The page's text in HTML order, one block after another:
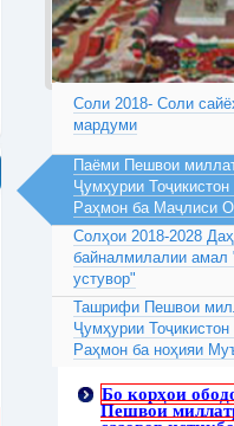
Соли 2018- Соли
мардуми
Паёми Пешвои
Ҷумҳурии
Раҳмон ба Маҷлиси
Солҳои 2018-2028
байналмилалии
устувор"
Ташрифи Пешвои
Ҷумҳурии
Раҳмон ба ноҳияи
Бо корҳои
Пешвои